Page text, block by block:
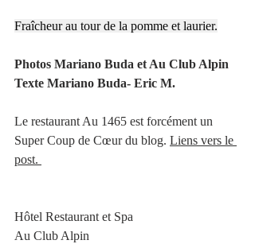
Fraîcheur au tour de la pomme et laurier.
Photos Mariano Buda et Au Club Alpin
Texte Mariano Buda- Eric M.
Le restaurant Au 1465 est forcément un
Super Coup de Cœur du blog. Liens vers le
post.
Hôtel Restaurant et Spa
Au Club Alpin